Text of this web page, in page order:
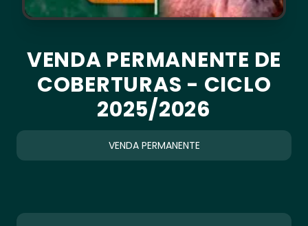
VENDA PERMANENTE DE
COBERTURAS - CICLO
2025/2026
VENDA PERMANENTE